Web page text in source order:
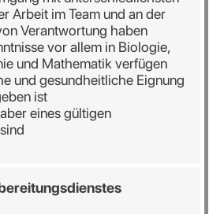
Arbeit im Team und an der
Verantwortung haben
vor allem in Biologie,
und Mathematik verfügen
und gesundheitliche Eignung
ist
eines gültigen